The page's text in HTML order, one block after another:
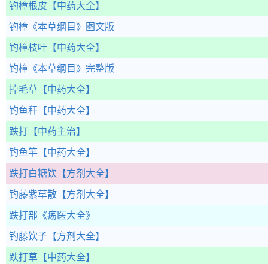
钓樟根皮 【中药大全】
钓樟 《本草纲目》图文版
钓樟枝叶 【中药大全】
钓樟 《本草纲目》完整版
掉毛草 【中药大全】
钓鱼秆 【中药大全】
跌打 【中药主治】
钓鱼竿 【中药大全】
跌打白糖饮 【方剂大全】
钓藤紫草散 【方剂大全】
跌打部 《疡医大全》
钓藤饮子 【方剂大全】
跌打草 【中药大全】